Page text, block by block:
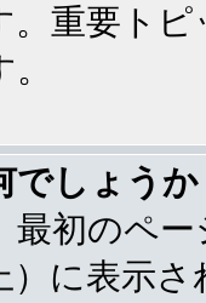
。重要ト
でしょうか
最初のペ
）に表示